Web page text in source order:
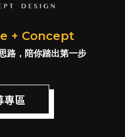
+ Concept
路，陪你踏出第一步
專區